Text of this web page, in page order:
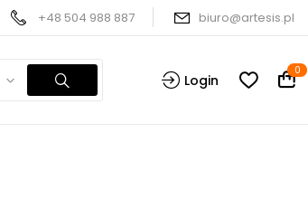
+48 504 988 887 biuro@artesis.pl
Login
0